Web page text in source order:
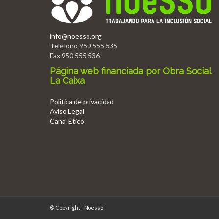
info@noesso.org
Teléfono 950 555 535
Fax 950 555 536
Página web financiada por Obra Social
La Caixa
Politica de privacidad
Aviso Legal
Canal Ético
© Copyright - Noesso